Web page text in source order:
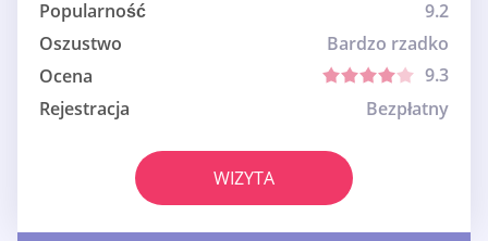
Popularność
9.2
Oszustwo
Bardzo rzadko
Ocena
9.3
Rejestracja
Bezpłatny
WIZYTA